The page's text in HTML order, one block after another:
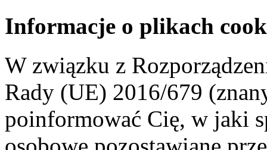
Informacje o plikach
W związku z
Rady (UE) 2016/679
poinformować Cię, w jaki